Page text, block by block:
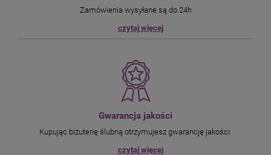
Zamówienia wysyłane są do 24h
czytaj więcej
Gwarancja jakości
Kupując biżuterię ślubną otrzymujesz gwarancję jakości.
czytaj więcej